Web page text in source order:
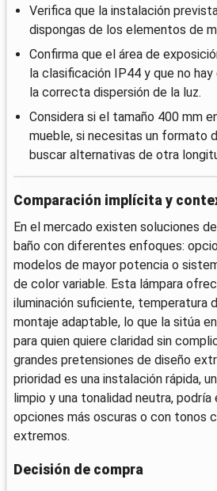
Verifica que la instalación
dispongas de los elementos de
Confirma que el área de
la clasificación IP44 y que no
la correcta dispersión de la luz.
Considera si el tamaño 400 mm
mueble, si necesitas un formato
buscar alternativas de otra
Comparación implícita y
En el mercado existen soluciones
baño con diferentes enfoques:
modelos de mayor potencia o
de color variable. Esta lámpara
iluminación suficiente, temperatura
montaje adaptable, lo que la sitúa
para quien quiere claridad sin
grandes pretensiones de diseño
prioridad es una instalación rápida,
limpio y una tonalidad neutra, podría
opciones más oscuras o con tonos
extremos.
Decisión de compra